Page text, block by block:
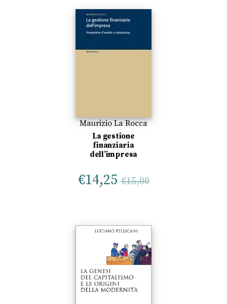
Maurizio La Rocca
La gestione
finanziaria
dell’impresa
€14,25 €15,00